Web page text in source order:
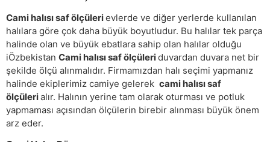
Cami halısı saf ölçülerievlerde ve diğer yerlerde kullanılan
halılara göre çok daha büyük boyutludur. Bu halılar tek parça
halinde olan ve büyük ebatlara sahip olan halılar olduğu
iÖzbekistan Cami halısı saf ölçüleriduvardan duvara net bir
şekilde ölçü alınmalıdır. Firmamızdan halı seçimi yapmanız
halinde ekiplerimiz camiye gelerek cami halısı saf
ölçülerialır. Halının yerine tam olarak oturması ve potluk
yapmaması açısından ölçülerin birebir alınması büyük önem
arz eder.